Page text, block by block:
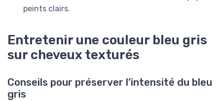
peints clairs.
Entretenir une couleur bleu gris
sur cheveux texturés
Conseils pour préserver l’intensité du bleu
gris